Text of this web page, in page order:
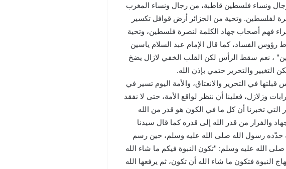
ونساء فلسطين قاطبة، من رجال ونساء المغرب
لفلسطين. وتحية من الجزائر أرض قوافل تكسير
فهم أصحاب جهاد الكلمة لنصرة فلسطين، وتحية
رؤوس الفساد، كما قال الإمام عبد السلام ياسين
، نعم سقط الرأس لكن القلب الخفي لازال يضخ
التغيير والتحرير حتمي بإذن الله.
في التحرير والانعتاق، والأمة اليوم تسير في
وزلازل، فعلينا أن ننظر لواقع الأمة، حتى لا نفقد
التي تخبرنا أن كل ما في الكون هو قدر من الله
والفرار من قدر الله إلى قدره كما قال سيدنا
حدّده رسول الله صلى الله عليه وسلم، حين رسم
الله عليه وسلم: "تكون النبوة فيكم ما شاء الله
النبوة فتكون ما شاء الله أن تكون، ثم يرفعها الله